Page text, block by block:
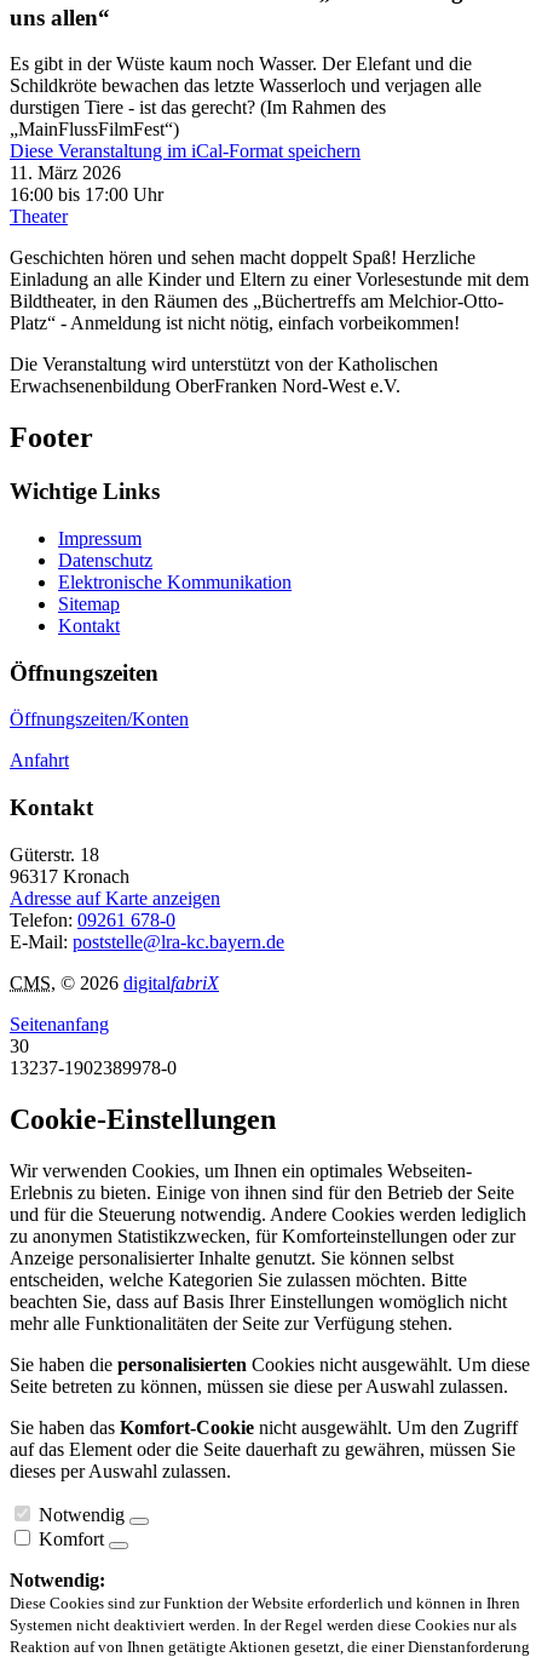
uns allen“
Es gibt in der Wüste kaum noch Wasser. Der Elefant und die
Schildkröte bewachen das letzte Wasserloch und verjagen alle
durstigen Tiere - ist das gerecht? (Im Rahmen des
„MainFlussFilmFest“)
Diese Veranstaltung im iCal-Format speichern
11. März 2026
16:00 bis 17:00 Uhr
Theater
Geschichten hören und sehen macht doppelt Spaß! Herzliche
Einladung an alle Kinder und Eltern zu einer Vorlesestunde mit dem
Bildtheater, in den Räumen des „Büchertreffs am Melchior-Otto-
Platz“ - Anmeldung ist nicht nötig, einfach vorbeikommen!
Die Veranstaltung wird unterstützt von der Katholischen
Erwachsenenbildung OberFranken Nord-West e.V.
Footer
Wichtige Links
Impressum
Datenschutz
Elektronische Kommunikation
Sitemap
Kontakt
Öffnungszeiten
Öffnungszeiten/Konten
Anfahrt
Kontakt
Güterstr. 18
96317 Kronach
Adresse auf Karte anzeigen
Telefon: 09261 678-0
E-Mail: poststelle@lra-kc.bayern.de
CMS, © 2026 digitalfabriX
Seitenanfang
30
13237-1902389978-0
Cookie-Einstellungen
Wir verwenden Cookies, um Ihnen ein optimales Webseiten-
Erlebnis zu bieten. Einige von ihnen sind für den Betrieb der Seite
und für die Steuerung notwendig. Andere Cookies werden lediglich
zu anonymen Statistikzwecken, für Komforteinstellungen oder zur
Anzeige personalisierter Inhalte genutzt. Sie können selbst
entscheiden, welche Kategorien Sie zulassen möchten. Bitte
beachten Sie, dass auf Basis Ihrer Einstellungen womöglich nicht
mehr alle Funktionalitäten der Seite zur Verfügung stehen.
Sie haben die personalisierten Cookies nicht ausgewählt. Um diese
Seite betreten zu können, müssen sie diese per Auswahl zulassen.
Sie haben das Komfort-Cookie nicht ausgewählt. Um den Zugriff
auf das Element oder die Seite dauerhaft zu gewähren, müssen Sie
dieses per Auswahl zulassen.
Notwendig
Komfort
Notwendig:
Diese Cookies sind zur Funktion der Website erforderlich und können in Ihren
Systemen nicht deaktiviert werden. In der Regel werden diese Cookies nur als
Reaktion auf von Ihnen getätigte Aktionen gesetzt, die einer Dienstanforderung